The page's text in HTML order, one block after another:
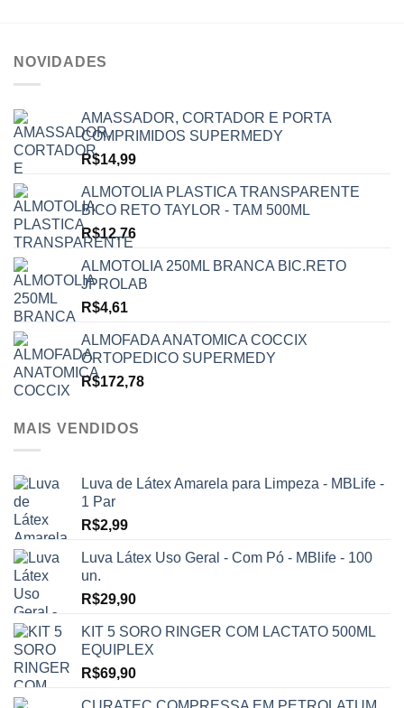
NOVIDADES
AMASSADOR, CORTADOR E PORTA
COMPRIMIDOS SUPERMEDY
R$14,99
ALMOTOLIA PLASTICA TRANSPARENTE
BICO RETO TAYLOR - TAM 500ML
R$12,76
ALMOTOLIA 250ML BRANCA BIC.RETO
JPROLAB
R$4,61
ALMOFADA ANATOMICA COCCIX
ORTOPEDICO SUPERMEDY
R$172,78
MAIS VENDIDOS
Luva de Látex Amarela para Limpeza - MBLife -
1 Par
R$2,99
Luva Látex Uso Geral - Com Pó - MBlife - 100
un.
R$29,90
KIT 5 SORO RINGER COM LACTATO 500ML
EQUIPLEX
R$69,90